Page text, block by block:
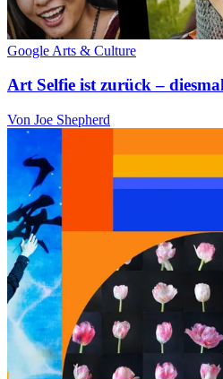
Google Arts & Culture
Art Selfie ist zurück –
Von Joe Shepherd